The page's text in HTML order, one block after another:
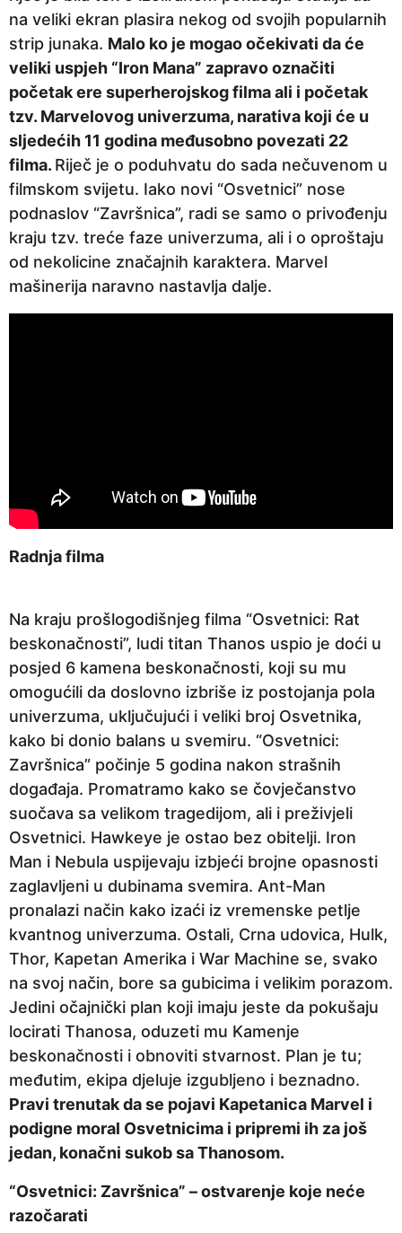
na veliki ekran plasira nekog od svojih popularnih
strip junaka. Malo ko je mogao očekivati da će
veliki uspjeh “Iron Mana” zapravo označiti
početak ere superherojskog filma ali i početak
tzv. Marvelovog univerzuma, narativa koji će u
sljedećih 11 godina međusobno povezati 22
filma. Riječ je o poduhvatu do sada nečuvenom u
filmskom svijetu. Iako novi “Osvetnici” nose
podnaslov “Završnica”, radi se samo o privođenju
kraju tzv. treće faze univerzuma, ali i o oproštaju
od nekolicine značajnih karaktera. Marvel
mašinerija naravno nastavlja dalje.
Radnja filma
Na kraju prošlogodišnjeg filma “Osvetnici: Rat
beskonačnosti”, ludi titan Thanos uspio je doći u
posjed 6 kamena beskonačnosti, koji su mu
omogućili da doslovno izbriše iz postojanja pola
univerzuma, uključujući i veliki broj Osvetnika,
kako bi donio balans u svemiru. “Osvetnici:
Završnica” počinje 5 godina nakon strašnih
događaja. Promatramo kako se čovječanstvo
suočava sa velikom tragedijom, ali i preživjeli
Osvetnici. Hawkeye je ostao bez obitelji. Iron
Man i Nebula uspijevaju izbjeći brojne opasnosti
zaglavljeni u dubinama svemira. Ant-Man
pronalazi način kako izaći iz vremenske petlje
kvantnog univerzuma. Ostali, Crna udovica, Hulk,
Thor, Kapetan Amerika i War Machine se, svako
na svoj način, bore sa gubicima i velikim porazom.
Jedini očajnički plan koji imaju jeste da pokušaju
locirati Thanosa, oduzeti mu Kamenje
beskonačnosti i obnoviti stvarnost. Plan je tu;
međutim, ekipa djeluje izgubljeno i beznadno.
Pravi trenutak da se pojavi Kapetanica Marvel i
podigne moral Osvetnicima i pripremi ih za još
jedan, konačni sukob sa Thanosom.
“Osvetnici: Završnica” – ostvarenje koje neće
razočarati